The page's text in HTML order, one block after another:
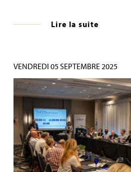
Lire la suite
VENDREDI 05 SEPTEMBRE 2025